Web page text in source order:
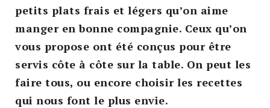
petits plats frais et légers qu’on aime
manger en bonne compagnie. Ceux qu’on
vous propose ont été conçus pour être
servis côte à côte sur la table. On peut les
faire tous, ou encore choisir les recettes
qui nous font le plus envie.